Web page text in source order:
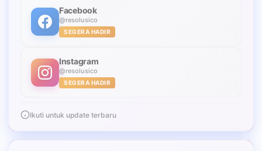
Facebook
@resolusico
SEGERA HADIR
Instagram
@resolusico
SEGERA HADIR
Ikuti untuk update terbaru